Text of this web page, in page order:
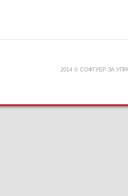
2014 © СОФТУЕР ЗА